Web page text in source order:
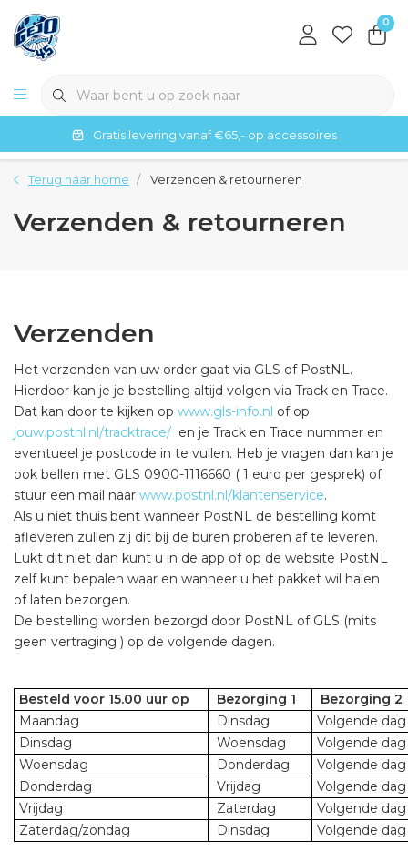
0
Gratis levering vanaf €65,- op accessoires
Terug naar home Verzenden & retourneren
Verzenden & retourneren
Verzenden
Het verzenden van uw order gaat via GLS of PostNL.
Hierdoor kan je je bestelling altijd volgen via Track en Trace.
Dat kan door te kijken op www.gls-info.nl of op
jouw.postnl.nl/tracktrace/ en je Track en Trace nummer en
eventueel je postcode in te vullen. Heb je vragen dan kan je
ook bellen met GLS 0900-1116660 ( 1 euro per gesprek) of
stuur een mail naar www.postnl.nl/klantenservice.
Als u niet thuis bent wanneer PostNL de bestelling komt
afleveren zullen zij dit bij de buren proberen af te leveren.
Lukt dit niet dan kunt u in de app of op de website PostNL
zelf kunt bepalen waar en wanneer u het pakket wil halen
of laten bezorgen.
De bestelling worden bezorgd door PostNL of GLS (mits
geen vertraging ) op de volgende dagen.
Besteld voor 15.00 uur op Bezorging 1
Bezorging 2
Maandag
Dinsdag
Volgende
Dinsdag
Woensdag
Volgende
Woensdag
Donderdag
Volgende
Donderdag
Vrijdag
Volgende
Vrijdag
Zaterdag
Volgende
Zaterdag/zondag
Dinsdag Volgende